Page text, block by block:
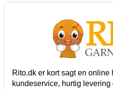
Rito.dk er kort sagt en
kundeservice, hurtig